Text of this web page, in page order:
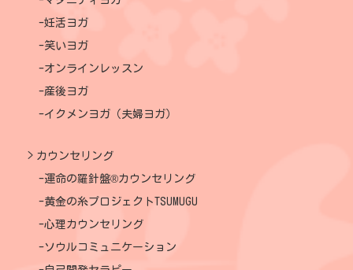
妊活ヨガ
笑いヨガ
オンラインレッスン
産後ヨガ
イクメンヨガ（夫婦ヨガ）
カウンセリング
運命の羅針盤®カウンセリング
黄金の糸プロジェクトTSUMUGU
心理カウンセリング
ソウルコミュニケーション